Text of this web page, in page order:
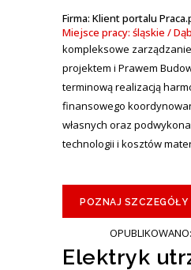
Firma: Klient portalu
Miejsce pracy: śląskie /
kompleksowe
projektem i Prawem
terminową realizacją
finansowego
własnych oraz
technologii i kosztów
POZNAJ SZCZEGÓŁY
Elektryk